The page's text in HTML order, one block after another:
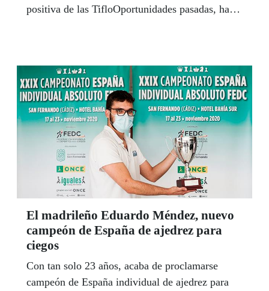
positiva de las TifloOportunidades pasadas, ha
El madrileño Eduardo Méndez, nuevo
campeón de España de ajedrez para
ciegos
Con tan solo 23 años, acaba de proclamarse
campeón de España individual de ajedrez para